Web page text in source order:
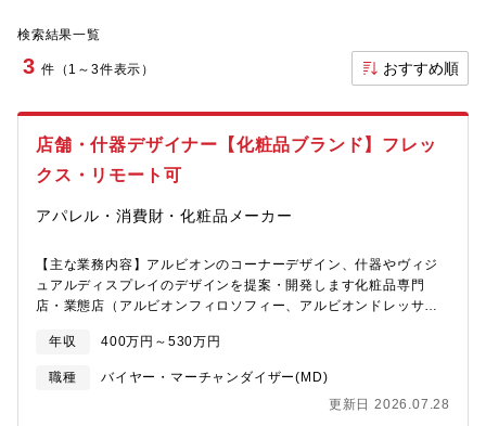
検索結果一覧
3 件（1～3件表示） おすすめ順
店舗・什器デザイナー【化粧品ブランド】フレッ
クス・リモート可
アパレル・消費財・化粧品メーカー
【主な業務内容】アルビオンのコーナーデザイン、什器やヴィジ
ュアルディスプレイのデザインを提案・開発します化粧品専門
店・業態店（アルビオンフィロソフィー、アルビオンドレッサ
流通において、アルビオン・エレガンス・イグニ ス・アナスイ・
ポール＆ジョーなど全ブランドのコーポレートアイデンティティ
となるコーナーデザインや、 商品を試したくなるテスター什器や
ヴィジュアルディスプレイを今までにないデザイン・機能・新素
年収 400万円～530万円
職種
バイヤー・マーチャンダイザー(MD)
更新日 2026.07.28